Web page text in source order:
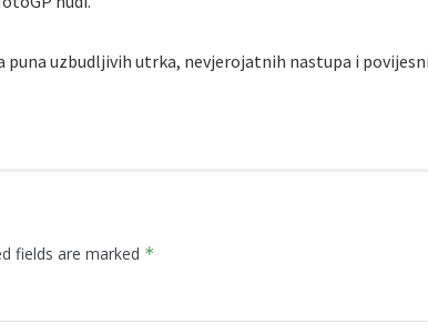
puna uzbudljivih utrka, nevjerojatnih nastupa i
fields are marked *